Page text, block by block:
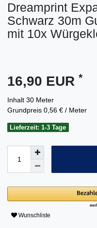
Dreamprint
Schwarz 30m
mit 10x
16,90 EUR *
Inhalt 30 Meter
Grundpreis 0,56 € / Meter
Lieferzeit: 1-3 Tage
Wunschliste